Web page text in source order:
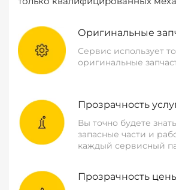
Оригинальные
Сервис использует
оригинальные
Прозрачность
Вы точно будете
запасные части и
каждый сервисный
Прозрачность